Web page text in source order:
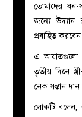
তোমাদের ধন-
জন্যে উদ্যান
প্রবাহিত
এ আয়াতগুলো
তৃতীয় দিনে
নেক সন্তান
লোকটি